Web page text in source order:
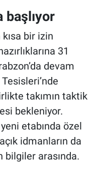
başlıyor
kısa bir izin
31
devam
takımın taktik
bekleniyor.
etabında özel
idmanların da
arasında.